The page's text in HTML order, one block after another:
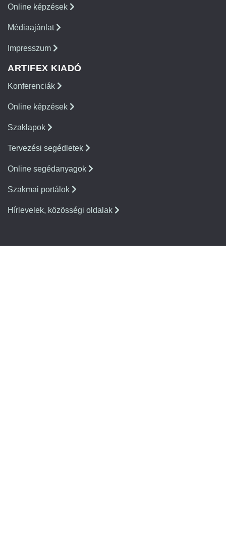
Online képzések
Médiaajánlat
Impresszum
ARTIFEX KIADÓ
Konferenciák
Online képzések
Szaklapok
Tervezési segédletek
Online segédanyagok
Szakmai portálok
Hírlevelek, közösségi oldalak